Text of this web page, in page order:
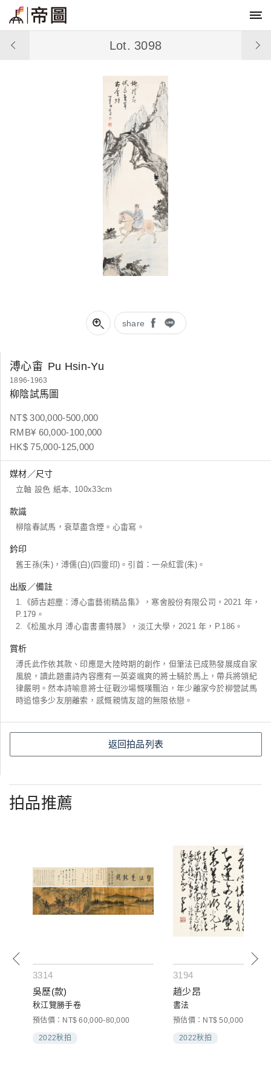
share
Lot. 3098
溥心畬 Pu Hsin-Yu
1896-1963
柳陰試馬圖
NT$ 300,000-500,000
RMB¥ 60,000-100,000
HK$ 75,000-125,000
媒材／尺寸
立軸 設色 紙本, 100x33cm
款識
柳陰春試馬，衰草盡含煙。心畬寫。
鈐印
舊王孫(朱)，溥儒(白)(四靈印)。引首：一朵紅雲(朱)。
出版／備註
1.《師古超塵：溥心畬藝術精品集》，寒舍股份有限公司，2021 年，
P.179。
2.《松風水月 溥心畬書畫特展》，淡江大學，2021 年，P.186。
賞析
溥氏此作依其款、印應是大陸時期的創作，但筆法已成熟發展成自家
風貌，讀此題畫詩內容應有一英姿颯爽的將士騎於馬上，帶兵將領紀
律嚴明。然本詩喻意將士征戰沙場慨嘆飄泊，年少離家今於柳營試馬
時追憶多少友朋離索，感慨親情友誼的無限依戀。
返回拍品列表
拍品推薦
3314
吳歷(款)
秋江覽勝手卷
預估價：NT$ 60,000-80,000
2022秋拍
3194
趙少昂
書法
預估價：NT$ 50,000-70,000
2022秋拍